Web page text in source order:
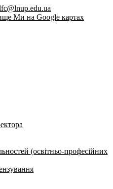
Ми на Google картах
(освітньо-професійних